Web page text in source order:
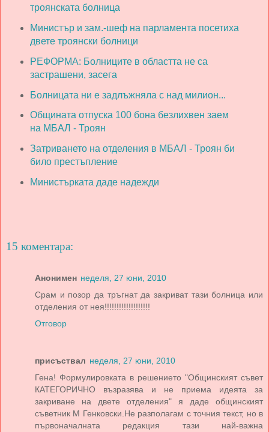
троянската болница
Министър и зам.-шеф на парламента посетиха
двете троянски болници
РЕФОРМА: Болниците в областта не са
застрашени, засега
Болницата ни е задлъжняла с над милион...
Общината отпуска 100 бона безлихвен заем
на МБАЛ - Троян
Затриването на отделения в МБАЛ - Троян би
било престъпление
Министърката даде надежди
15 коментара:
Анонимен неделя, 27 юни, 2010
Срам и позор да тръгнат да закриват тази болница или
отделения от нея!!!!!!!!!!!!!!!!!!!
Отговор
присъствал неделя, 27 юни, 2010
Гена! Формулировката в решението "Общинският съвет
КАТЕГОРИЧНО възразява и не приема идеята за
закриване на двете отделения" я даде общинският
съветник М Генковски.Не разполагам с точния текст, но в
първоначалната редакция тази най-важна